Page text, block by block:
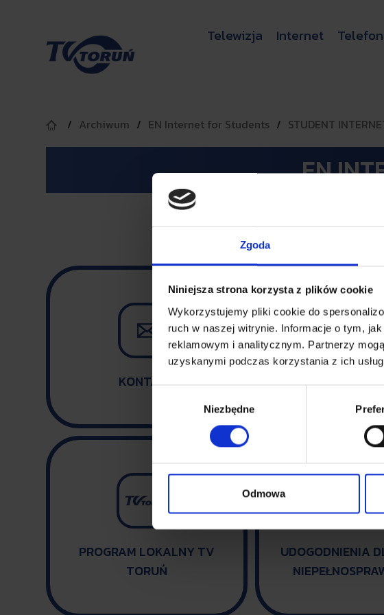
Zgoda
Niniejsza strona korzysta z plików cookie
Wykorzystujemy pliki cookie do
ruch w naszej witrynie. Informacje o tym,
reklamowym i analitycznym. Partnerzy
uzyskanymi podczas korzystania z ich
Niezbędne
Odmowa
Telewizja Internet Telefon
Archiwum EN Internet for Students STUDENT
EN

KONTAKT

POMOC
PROGRAM LOKALNY TV
TORUŃ
UDOGODNIENIA